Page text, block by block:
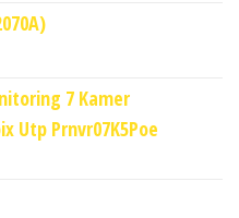
7 Kamer
Utp Prnvr07K5Poe